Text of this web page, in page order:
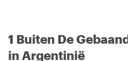
1 Buiten De
in Argentinië